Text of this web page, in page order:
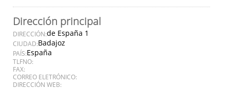
Dirección principal
DIRECCIÓN:de España 1
CIUDAD:Badajoz
PAÍS:España
TLFNO:
FAX:
CORREO ELETRÓNICO:
DIRECCIÓN WEB: